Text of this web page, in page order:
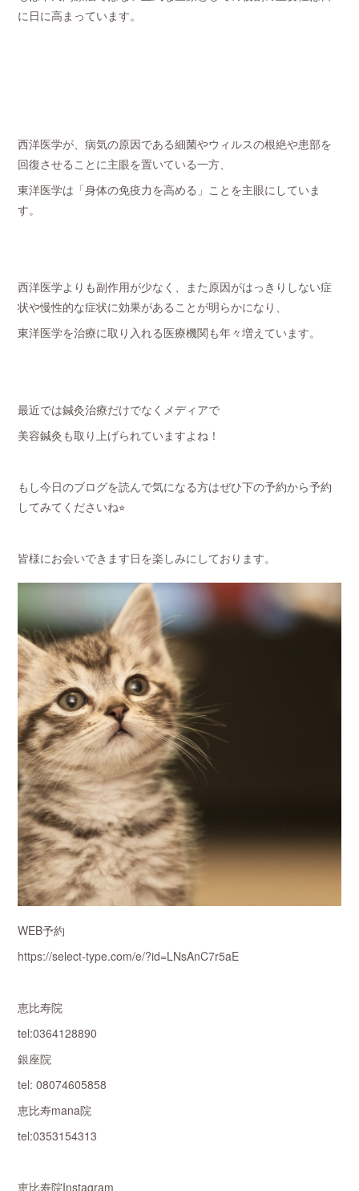
に日に高まっています。
西洋医学が、病気の原因である細菌やウィルスの根絶や患部を
回復させることに主眼を置いている一方、
東洋医学は「身体の免疫力を高める」ことを主眼にしていま
す。
西洋医学よりも副作用が少なく、また原因がはっきりしない症
状や慢性的な症状に効果があることが明らかになり、
東洋医学を治療に取り入れる医療機関も年々増えています。
最近では鍼灸治療だけでなくメディアで
美容鍼灸も取り上げられていますよね！
もし今日のブログを読んで気になる方はぜひ下の予約から予約
してみてくださいね⭐︎
皆様にお会いできます日を楽しみにしております。
WEB予約
https://select-type.com/e/?id=LNsAnC7r5aE
恵比寿院
tel:0364128890
銀座院
tel: 08074605858
恵比寿mana院
tel:0353154313
恵比寿院Instagram